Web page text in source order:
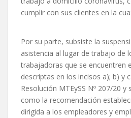
Por su parte, subsiste la
asistencia al lugar de trabajo de
trabajadoras que se encuentren
descriptas en los incisos a); b) y
Resolución MTEySS Nº 207/20
como la recomendación
dirigida a los empleadores y